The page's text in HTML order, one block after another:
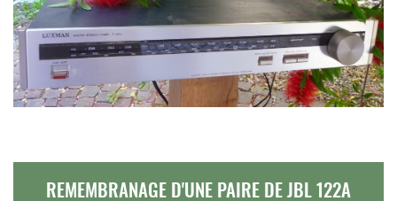
REMEMBRANAGE D'UNE PAIRE DE JBL 122A